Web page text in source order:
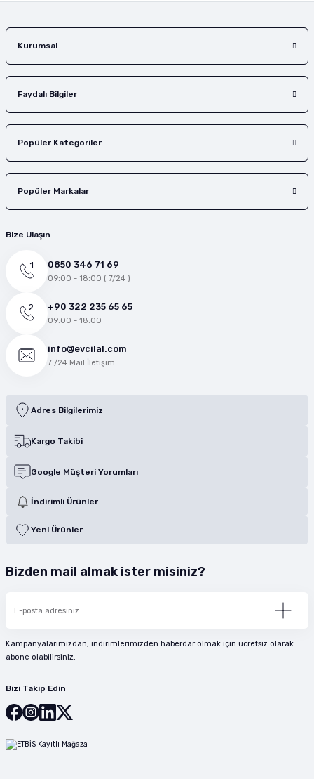
Kurumsal
Faydalı Bilgiler
Popüler Kategoriler
Popüler Markalar
Bize Ulaşın
0850 346 71 69
09:00 - 18:00 ( 7/24 )
+90 322 235 65 65
09:00 - 18:00
info@evcilal.com
7 /24 Mail İletişim
Adres Bilgilerimiz
Kargo Takibi
Google Müşteri Yorumları
İndirimli Ürünler
Yeni Ürünler
Bizden mail almak ister misiniz?
Kampanyalarımızdan, indirimlerimizden haberdar olmak için ücretsiz olarak
abone olabilirsiniz.
Bizi Takip Edin